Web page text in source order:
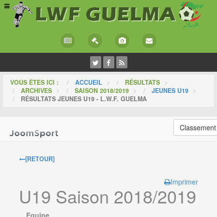
VOUS ÊTES ICI : ACCUEIL > RÉSULTATS >
ARCHIVES > SAISON 2018/2019 > JEUNES U19 >
RÉSULTATS JEUNES U19 - L.W.F. GUELMA
Classement
[RETOUR]
Imprimer
U19 Saison 2018/2019